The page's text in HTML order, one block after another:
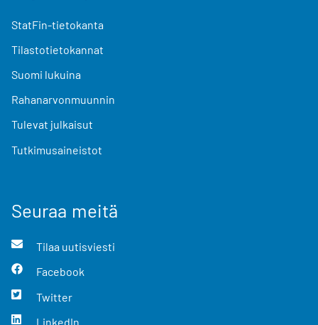
StatFin-tietokanta
Tilastotietokannat
Suomi lukuina
Rahanarvonmuunnin
Tulevat julkaisut
Tutkimusaineistot
Seuraa meitä
Tilaa uutisviesti
Facebook
Twitter
LinkedIn